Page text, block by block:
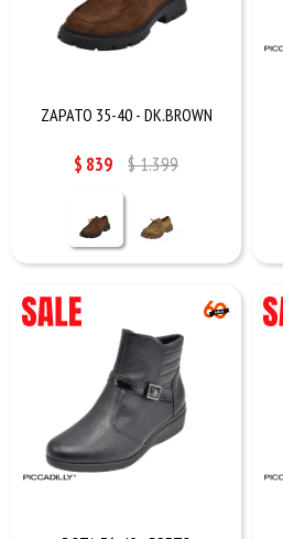
ZAPATO 35-40 - DK.BROWN
$ 839 $1.399